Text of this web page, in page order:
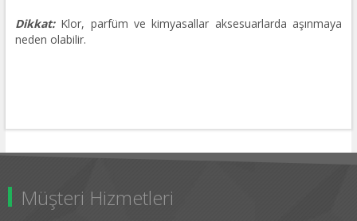
Dikkat:Klor, parfüm ve kimyasallar aksesuarlarda aşınmaya
neden olabilir.
Müşteri Hizmetleri